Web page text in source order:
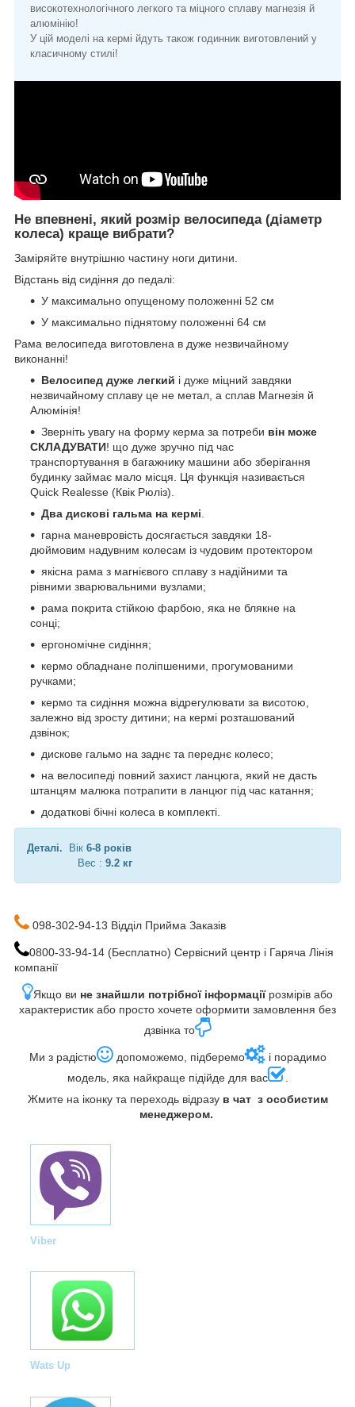
високотехнологічного легкого та міцного сплаву магнезія й
алюмінію!
У цій моделі на кермі йдуть також годинник виготовлений у
класичному стилі!
Не впевнені, який розмір велосипеда (діаметр
колеса) краще вибрати?
Заміряйте внутрішню частину ноги дитини.
Відстань від сидіння до педалі:
У максимально опущеному положенні 52 см
У максимально піднятому положенні 64 см
Рама велосипеда виготовлена в дуже незвичайному
виконанні!
Велосипед дуже легкий і дуже міцний завдяки
незвичайному сплаву це не метал, а сплав Магнезія й
Алюмінія!
Зверніть увагу на форму керма за потреби він може
СКЛАДУВАТИ! що дуже зручно під час
транспортування в багажнику машини або зберігання
будинку займає мало місця. Ця функція називається
Quick Realesse (Квік Рюліз).
Два дискові гальма на кермі
гарна маневровість досягається завдяки 18-
дюймовим надувним колесам із чудовим протектором
якісна рама з магнієвого сплаву з надійними та
рівними зварювальними вузлами;
рама покрита стійкою фарбою, яка не блякне на
сонці;
ергономічне сидіння;
кермо обладнане поліпшеними, прогумованими
ручками;
кермо та сидіння можна відрегулювати за висотою,
залежно від зросту дитини; на кермі розташований
дзвінок;
дискове гальмо на заднє та переднє колесо;
на велосипеді повний захист ланцюга, який не дасть
штанцям малюка потрапити в ланцюг під час катання;
додаткові бічні колеса в комплекті.
Деталі. Вік 6-8 років
Вес : 9.2 кг
098-302-94-13 Відділ Прийма Заказів
0800-33-94-14 (Бесплатно) Сервісний центр і Гаряча Лінія
компанії
Якщо ви не знайшли потрібної інформаціїрозмірів або
характеристик або просто хочете оформити замовлення без
дзвінка то
Ми з радістю допоможемо, підберемо
і порадимо
модель, яка найкраще підійде для вас
Жмите на іконку та переходь відразу в чат з особистим
менеджером.
Viber
Wats Up